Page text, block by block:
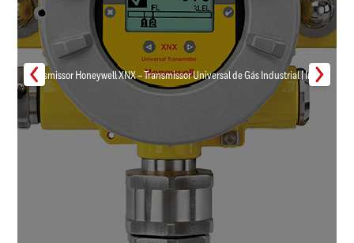
Transmissor Honeywell XNX – Transmissor Universal de Gás Industrial | Inmar